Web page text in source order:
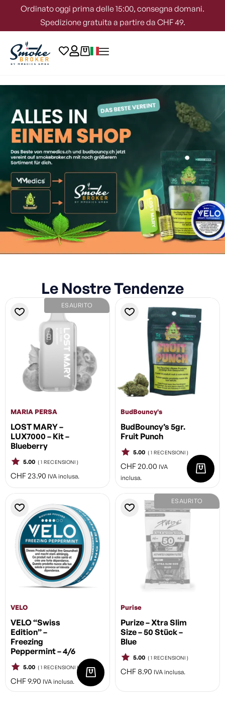
Ordinato oggi prima delle 15:00, consegna domani.
Spedizione gratuita a partire da CHF 49.
Le Nostre Tendenze
ESAURITO
MARIA PERSA
LOST MARY –
LUX7000 – Kit –
Blueberry
5.00 ( 1 RECENSIONI )
CHF23.90 IVA inclusa.
BudBouncy's
BudBouncy’s 5gr.
Fruit Punch
5.00 ( 1 RECENSIONI )
CHF20.00 IVA
inclusa.
VELO
VELO “Swiss
Edition” –
Freezing
Peppermint – 4/6
5.00 ( 1 RECENSIONI )
CHF9.90 IVA inclusa.
ESAURITO
Purise
Purize – Xtra Slim
Size – 50 Stück –
Blue
5.00 ( 1 RECENSIONI )
CHF 8.90 IVA inclusa.